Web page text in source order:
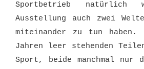
Sportbetrieb natürlich
Ausstellung auch zwei
miteinander zu tun
Jahren leer stehenden
Sport, beide manchmal nur